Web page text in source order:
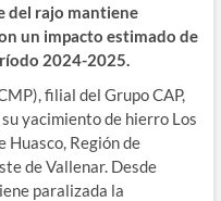
del rajo mantiene
un impacto estimado de
2024-2025.
filial del Grupo CAP,
yacimiento de hierro Los
Huasco, Región de
de Vallenar. Desde
paralizada la